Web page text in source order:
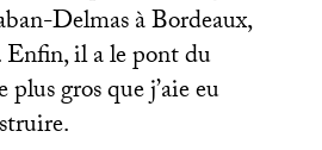
Delmas à Bordeaux,
Enfin, il a le pont du
plus gros que j’aie eu